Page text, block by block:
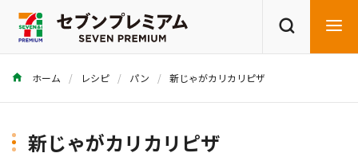
商品を探す
ホーム レシピ パン 新じゃがカリカリピザ
新じゃがカリカリピザ